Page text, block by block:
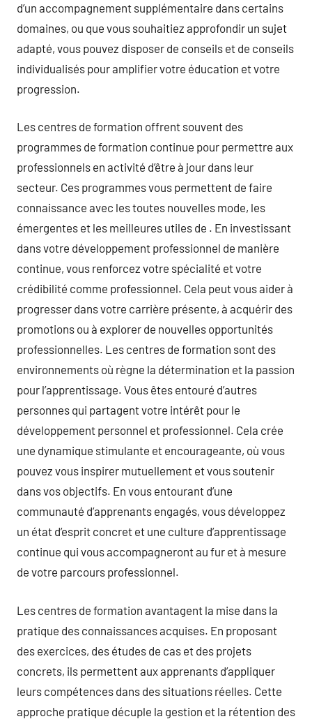
d’un accompagnement supplémentaire dans certains
domaines, ou que vous souhaitiez approfondir un sujet
adapté, vous pouvez disposer de conseils et de conseils
individualisés pour amplifier votre éducation et votre
progression.
Les centres de formation offrent souvent des
programmes de formation continue pour permettre aux
professionnels en activité d’être à jour dans leur
secteur. Ces programmes vous permettent de faire
connaissance avec les toutes nouvelles mode, les
émergentes et les meilleures utiles de . En investissant
dans votre développement professionnel de manière
continue, vous renforcez votre spécialité et votre
crédibilité comme professionnel. Cela peut vous aider à
progresser dans votre carrière présente, à acquérir des
promotions ou à explorer de nouvelles opportunités
professionnelles. Les centres de formation sont des
environnements où règne la détermination et la passion
pour l’apprentissage. Vous êtes entouré d’autres
personnes qui partagent votre intérêt pour le
développement personnel et professionnel. Cela crée
une dynamique stimulante et encourageante, où vous
pouvez vous inspirer mutuellement et vous soutenir
dans vos objectifs. En vous entourant d’une
communauté d’apprenants engagés, vous développez
un état d’esprit concret et une culture d’apprentissage
continue qui vous accompagneront au fur et à mesure
de votre parcours professionnel.
Les centres de formation avantagent la mise dans la
pratique des connaissances acquises. En proposant
des exercices, des études de cas et des projets
concrets, ils permettent aux apprenants d’appliquer
leurs compétences dans des situations réelles. Cette
approche pratique décuple la gestion et la rétention des